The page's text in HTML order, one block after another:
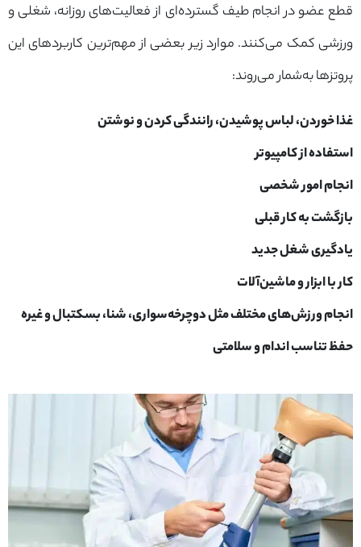
قطع عضو در انجام طیف گسترده‌ای از فعالیت‌های روزانه، شغلی و
ورزشی کمک می‌کنند. موارد زیر بعضی از مهم‌ترین کاربردهای این
پروتزها به‌شمار می‌روند:
غذا خوردن، لباس پوشیدن، رانندگی کردن و نوشتن
استفاده از کامپیوتر
انجام امور شخصی
بازگشت به کار قبلی
یادگیری شغل جدید
کار با ابزار و ماشین‌آلات
انجام ورزش‌های مختلف مثل دوچرخه‌سواری، شنا، بسکتبال و غیره
حفظ تناسب اندام و سلامتی